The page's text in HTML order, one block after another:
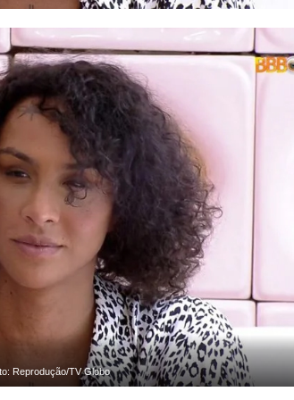
Reprodução/TV Globo